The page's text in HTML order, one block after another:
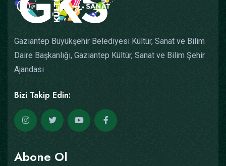
Gaziantep Büyükşehir Belediyesi Kültür, Sanat ve Bilim
Daire Başkanlığı, Gaziantep Kültür, Sanat ve Bilim Şehir
Ajandası
Bizi Takip Edin:
Abone Ol